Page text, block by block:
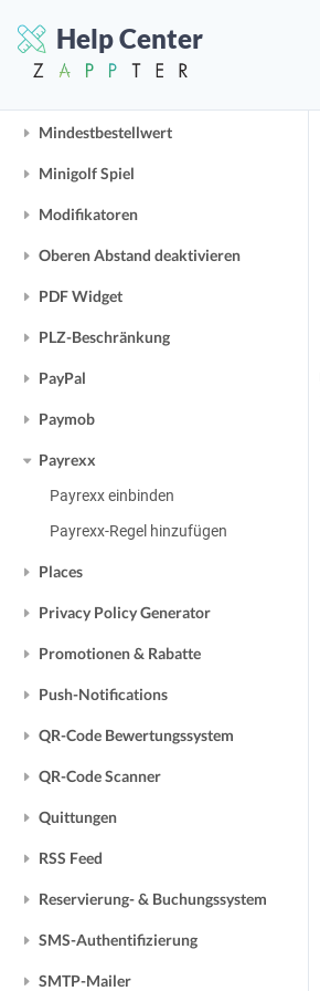
Help Center
Mehrwertssteuer
Mindestbestellwert
Minigolf Spiel
Modifikatoren
Oberen Abstand deaktivieren
PDF Widget
PLZ-Beschränkung
PayPal
Paymob
Payrexx
Payrexx einbinden
Payrexx-Regel hinzufügen
Places
Privacy Policy Generator
Promotionen & Rabatte
Push-Notifications
QR-Code Bewertungssystem
QR-Code Scanner
Quittungen
RSS Feed
Reservierung- & Buchungssystem
SMS-Authentifizierung
SMTP-Mailer